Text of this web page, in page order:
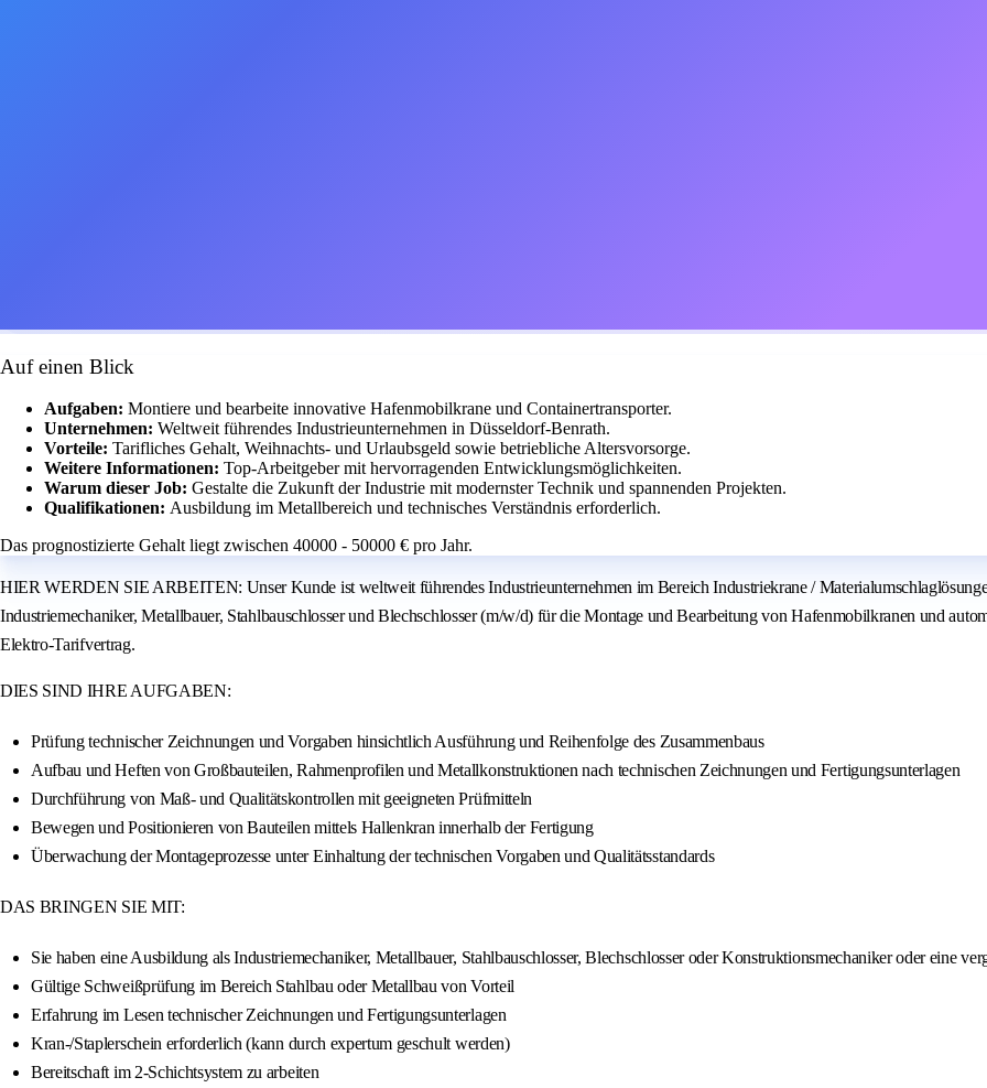
Auf einen Blick
Aufgaben: Montiere und bearbeite innovative Hafenmobilkrane und Containertransporter.
Unternehmen: Weltweit führendes Industrieunternehmen in Düsseldorf-Benrath.
Vorteile: Tarifliches Gehalt, Weihnachts- und Urlaubsgeld sowie betriebliche Altersvorsorge.
Weitere Informationen: Top-Arbeitgeber mit hervorragenden Entwicklungsmöglichkeiten.
Warum dieser Job: Gestalte die Zukunft der Industrie mit modernster Technik und spannenden Projekten.
Qualifikationen: Ausbildung im Metallbereich und technisches Verständnis erforderlich.
Das prognostizierte Gehalt liegt zwischen 40000 - 50000 € pro Jahr.
HIER WERDEN SIE ARBEITEN: Unser Kunde ist weltweit führendes Industrieunternehmen im Bereich Industriekrane /
Industriemechaniker, Metallbauer, Stahlbauschlosser und Blechschlosser (m/w/d) für die Montage und Bearbeitung von Hafenmobilkranen und
Elektro-Tarifvertrag.
DIES SIND IHRE AUFGABEN:
Prüfung technischer Zeichnungen und Vorgaben hinsichtlich Ausführung und Reihenfolge des Zusammenbaus
Aufbau und Heften von Großbauteilen, Rahmenprofilen und Metallkonstruktionen nach technischen Zeichnungen und Fertigungsunterlagen
Durchführung von Maß- und Qualitätskontrollen mit geeigneten Prüfmitteln
Bewegen und Positionieren von Bauteilen mittels Hallenkran innerhalb der Fertigung
Überwachung der Montageprozesse unter Einhaltung der technischen Vorgaben und Qualitätsstandards
DAS BRINGEN SIE MIT:
Sie haben eine Ausbildung als Industriemechaniker, Metallbauer, Stahlbauschlosser, Blechschlosser oder Konstruktionsmechaniker oder eine
Gültige Schweißprüfung im Bereich Stahlbau oder Metallbau von Vorteil
Erfahrung im Lesen technischer Zeichnungen und Fertigungsunterlagen
Kran-/Staplerschein erforderlich (kann durch expertum geschult werden)
Bereitschaft im 2-Schichtsystem zu arbeiten